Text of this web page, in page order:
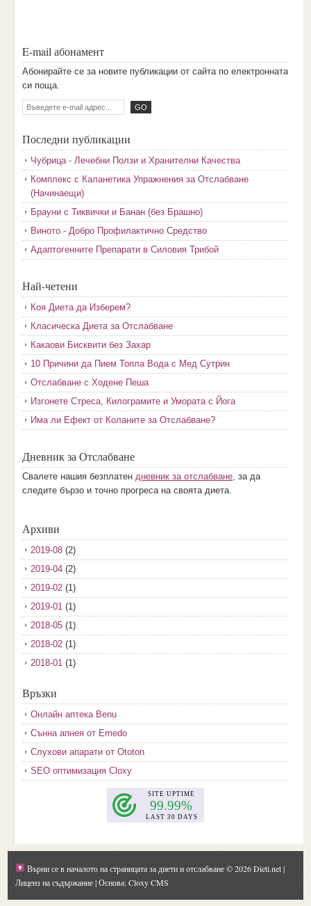
E-mail абонамент
Aбoниpaйтe ce зa нoвитe пyбликaции oт caйтa пo eлeктpoннaтa
cи пoщa.
Последни публикации
Чубрица - Лечебни Ползи и Хранителни Качества
Комплекс с Каланетика Упражнения за Отслабване
(Начинаещи)
Брауни с Тиквички и Банан (без Брашно)
Виното - Добро Профилактично Средство
Адаптогенните Препарати в Силовия Трибой
Най-четени
Коя Диета да Изберем?
Класическа Диета за Отслабване
Какаови Бисквити без Захар
10 Причини да Пием Топла Вода с Мед Сутрин
Отслабване с Ходене Пеша
Изгонете Стреса, Килограмите и Умората с Йога
Има ли Ефект от Коланите за Отслабване?
Дневник за Отслабване
Свалете нашия безплатен дневник за отслабване, за да
следите бързо и точно прогреса на своята диета.
Архиви
2019-08(2)
2019-04(2)
2019-02(1)
2019-01(1)
2018-05(1)
2018-02(1)
2018-01(1)
2017-11
2017-10(3)
2017-08(3)
2017-07(1)
2017-06(2)
2017-02(2)
2017-01(1)
2016-09(1)
Връзки
Онлайн аптека Benu
Сънна апнея от Emedo
Слухови апарати от Ototon
SEO оптимизация Cloxy
Върни се в началото на страницата за диети и отслабване© 2026 Dieti.net |
Лиценз на съдържание| Основа: Cloxy CMS